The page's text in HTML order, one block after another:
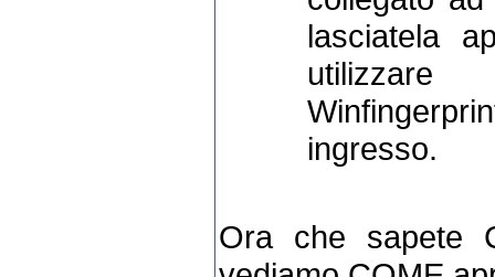
lasciatela
ingresso.
Ora che sapete